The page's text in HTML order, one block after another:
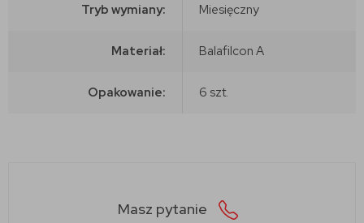
Tryb wymiany: Miesięczny
Materiał: Balafilcon A
Opakowanie: 6 szt.
Masz pytanie